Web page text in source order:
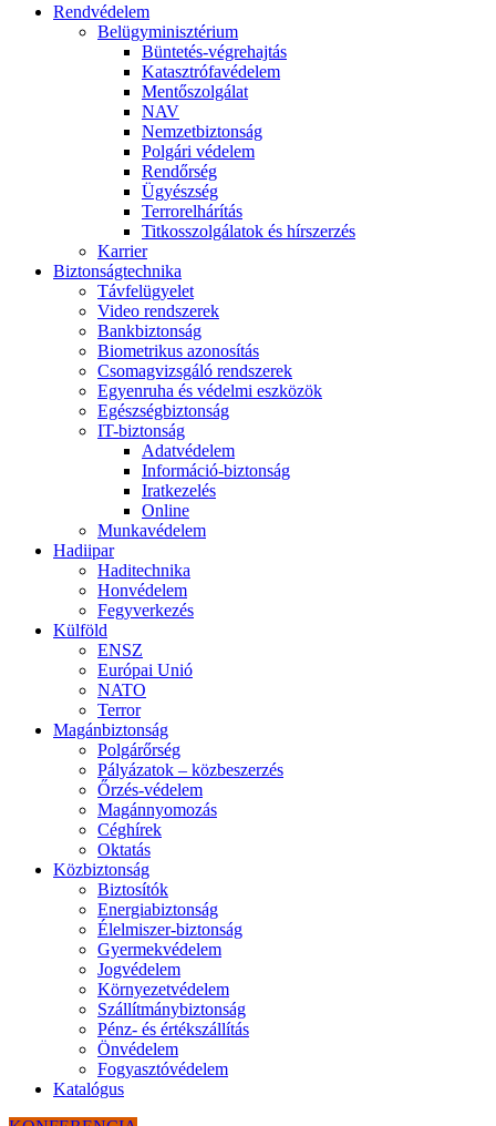
Rendvédelem
Belügyminisztérium
Büntetés-végrehajtás
Katasztrófavédelem
Mentőszolgálat
NAV
Nemzetbiztonság
Polgári védelem
Rendőrség
Ügyészség
Terrorelhárítás
Titkosszolgálatok és hírszerzés
Karrier
Biztonságtechnika
Távfelügyelet
Video rendszerek
Bankbiztonság
Biometrikus azonosítás
Csomagvizsgáló rendszerek
Egyenruha és védelmi eszközök
Egészségbiztonság
IT-biztonság
Adatvédelem
Információ-biztonság
Iratkezelés
Online
Munkavédelem
Hadiipar
Haditechnika
Honvédelem
Fegyverkezés
Külföld
ENSZ
Európai Unió
NATO
Terror
Magánbiztonság
Polgárőrség
Pályázatok – közbeszerzés
Őrzés-védelem
Magánnyomozás
Céghírek
Oktatás
Közbiztonság
Biztosítók
Energiabiztonság
Élelmiszer-biztonság
Gyermekvédelem
Jogvédelem
Környezetvédelem
Szállítmánybiztonság
Pénz- és értékszállítás
Önvédelem
Fogyasztóvédelem
Katalógus